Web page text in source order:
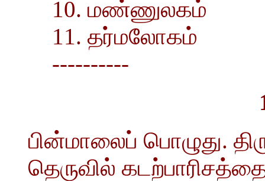
10. மண்ணுலகம்
11. தர்மலோகம்
----------
பின்மாலைப் பொழுது.
தெருவில்